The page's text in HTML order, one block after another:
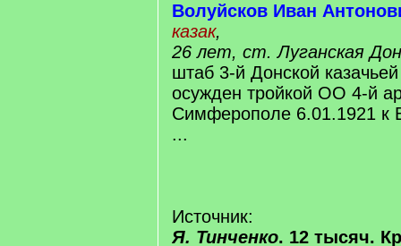
Волуйсков Иван
казак,
26 лет, ст. Луганская
штаб 3-й Донской
осужден тройкой ОО 4-й
Симферополе 6.01.1921 к
...
Источник:
Я. Тинченко. 12 тысяч.